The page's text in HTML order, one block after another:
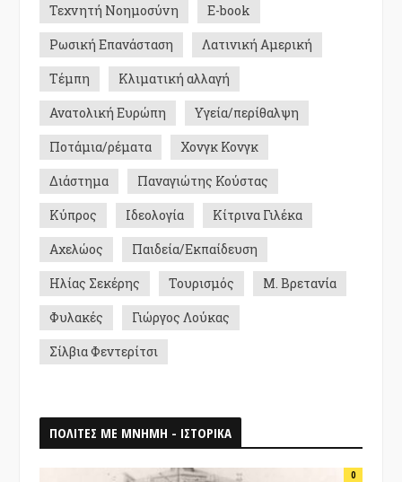
Τεχνητή Νοημοσύνη
E-book
Ρωσική Επανάσταση
Λατινική Αμερική
Τέμπη
Κλιματική αλλαγή
Ανατολική Ευρώπη
Υγεία/περίθαλψη
Ποτάμια/ρέματα
Χονγκ Κονγκ
Διάστημα
Παναγιώτης Κούστας
Κύπρος
Ιδεολογία
Κίτρινα Γιλέκα
Αχελώος
Παιδεία/Εκπαίδευση
Ηλίας Σεκέρης
Τουρισμός
Μ. Βρετανία
Φυλακές
Γιώργος Λούκας
Σίλβια Φεντερίτσι
ΠΟΛΙΤΕΣ ΜΕ ΜΝΗΜΗ - ΙΣΤΟΡΙΚΑ
0